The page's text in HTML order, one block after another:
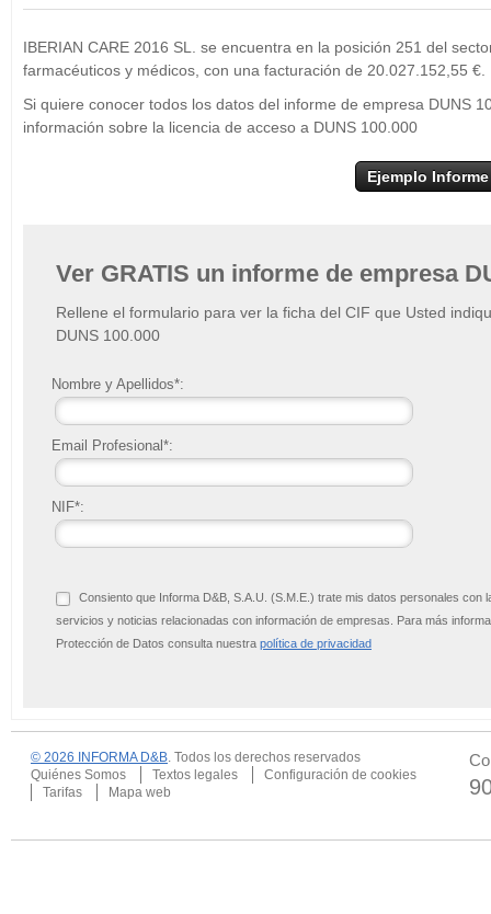
−
IBERIAN CARE 2016 SL. se encuentra en la posición 251 del
farmacéuticos y médicos, con una facturación de 20.027.152,55 €.
Si quiere conocer todos los datos del informe de empresa DUNS
información sobre la licencia de acceso a DUNS 100.000
Ejemplo Informe
Ver GRATIS un informe de empresa
Rellene el formulario para ver la ficha del CIF que Usted
DUNS 100.000
Nombre y Apellidos*:
Email Profesional*:
NIF*:
Consiento que Informa D&B, S.A.U. (S.M.E.) trate mis datos personales
servicios y noticias relacionadas con información de empresas. Para más
Protección de Datos consulta nuestra política de privacidad
© 2026 INFORMA D&B. Todos los derechos reservados
Quiénes Somos
Textos legales
Configuración de cookies
Tarifas
Mapa web